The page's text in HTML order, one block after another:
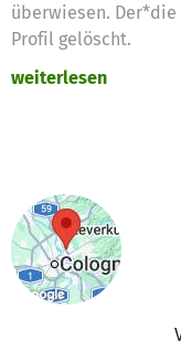
überwiesen.
Profil gelöscht.
Herzliche Grüße
Euer betterplace.org-
weiterlesen